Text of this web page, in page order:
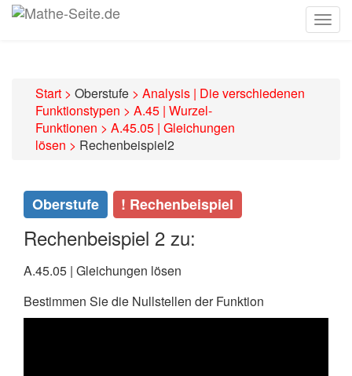
Start > Oberstufe > Analysis | Die verschiedenen
Funktionstypen > A.45 | Wurzel-
Funktionen > A.45.05 | Gleichungen
lösen > Rechenbeispiel2
Oberstufe ! Rechenbeispiel
Rechenbeispiel 2 zu:
A.45.05 | Gleichungen lösen
Bestimmen Sie die Nullstellen der Funktion